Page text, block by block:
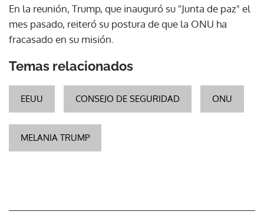
En la reunión, Trump, que inauguró su "Junta de paz" el
mes pasado, reiteró su postura de que la ONU ha
fracasado en su misión.
Temas relacionados
EEUU CONSEJO DE SEGURIDAD ONU
MELANIA TRUMP